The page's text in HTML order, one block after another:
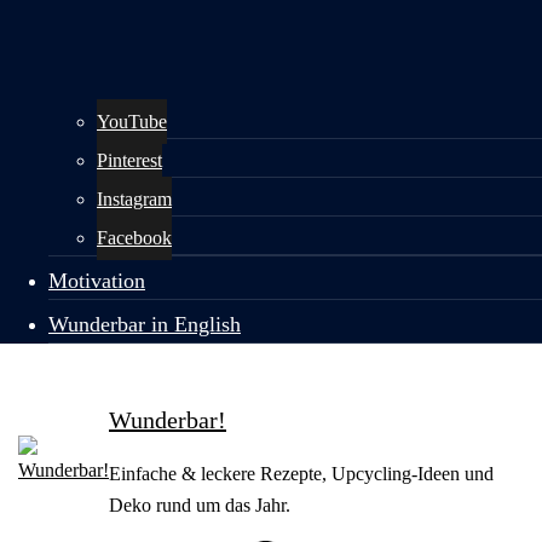
YouTube
Pinterest
Instagram
Facebook
Motivation
Wunderbar in English
Wunderbar!
Einfache & leckere Rezepte, Upcycling-Ideen und
Deko rund um das Jahr.